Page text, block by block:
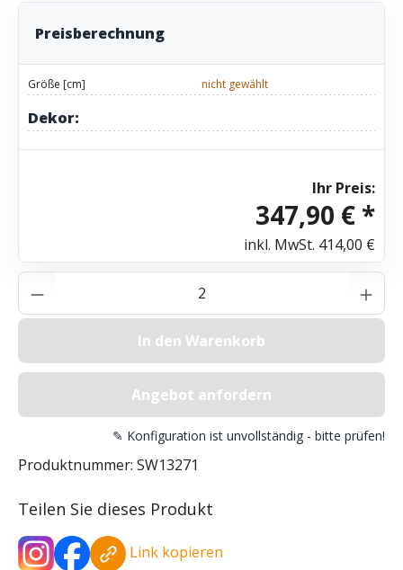
Preisberechnung
Größe [cm] nicht gewählt
Dekor:
Ihr Preis:
347,90 € *
inkl. MwSt. 414,00 €
Produkt Anzahl: Gib den gewünschten
In den Warenkorb
Angebot anfordern
✎ Konfiguration ist unvollständig - bitte prüfen!
Produktnummer: SW13271
Teilen Sie dieses Produkt
Link kopieren